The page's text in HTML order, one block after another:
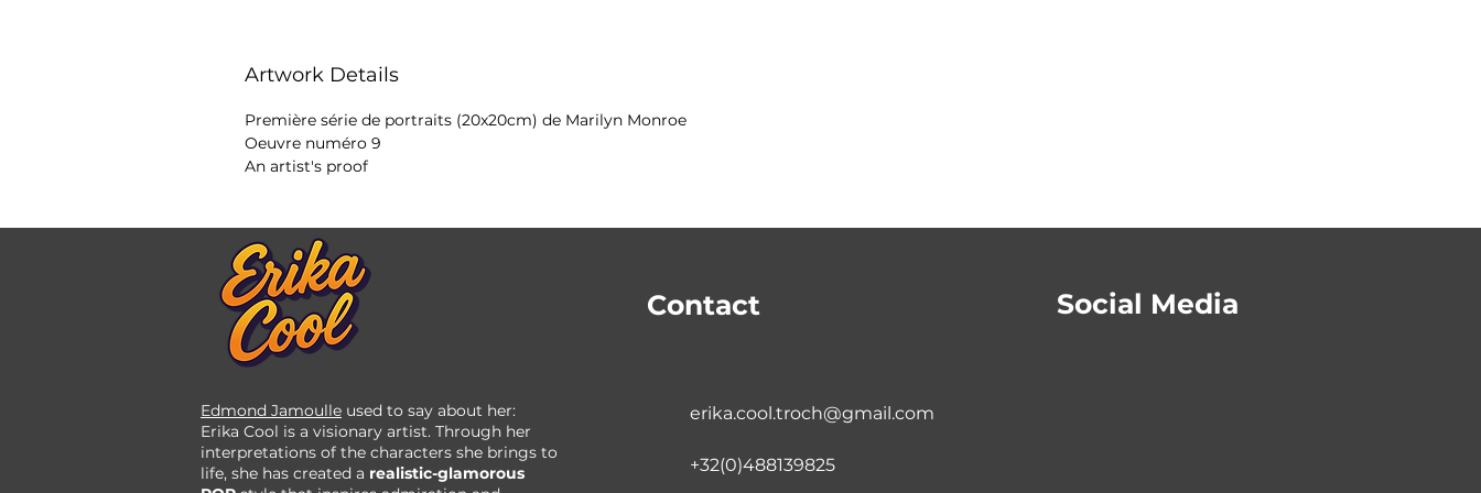
Artwork Details
Première série de portraits (20x20cm) de Marilyn Monroe
Oeuvre numéro 9
An artist's proof
Edmond Jamoulle used to say about her:
Erika Cool is a visionary artist. Through her
interpretations of the characters she brings to
life, she has created a realistic-glamorous
Contact
erika.cool.troch@gmail.com​
+32(0)488139825
Social Media